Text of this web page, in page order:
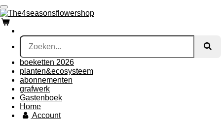
Ga
direct
naar
de
hoofdinhoud
boeketten 2026
planten&ecosysteem
abonnementen
grafwerk
Gastenboek
Home
Account